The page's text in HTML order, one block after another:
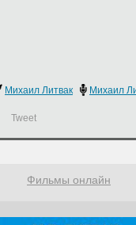
Михаил Литвак Михаил
Tweet
Фильмы онлайн